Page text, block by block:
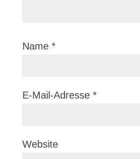
Name *
E-Mail-Adresse *
Website